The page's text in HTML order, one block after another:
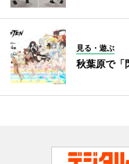
見る・遊ぶ
秋葉原で「